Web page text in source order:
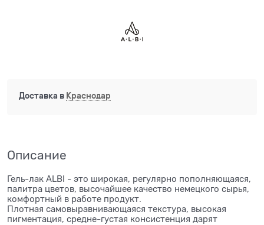
Доставка в Краснодар
Описание
Гель-лак ALBI - это широкая, регулярно пополняющаяся,
палитра цветов, высочайшее качество немецкого сырья,
комфортный в работе продукт.
Плотная самовыравнивающаяся текстура, высокая
пигментация, средне-густая консистенция дарят